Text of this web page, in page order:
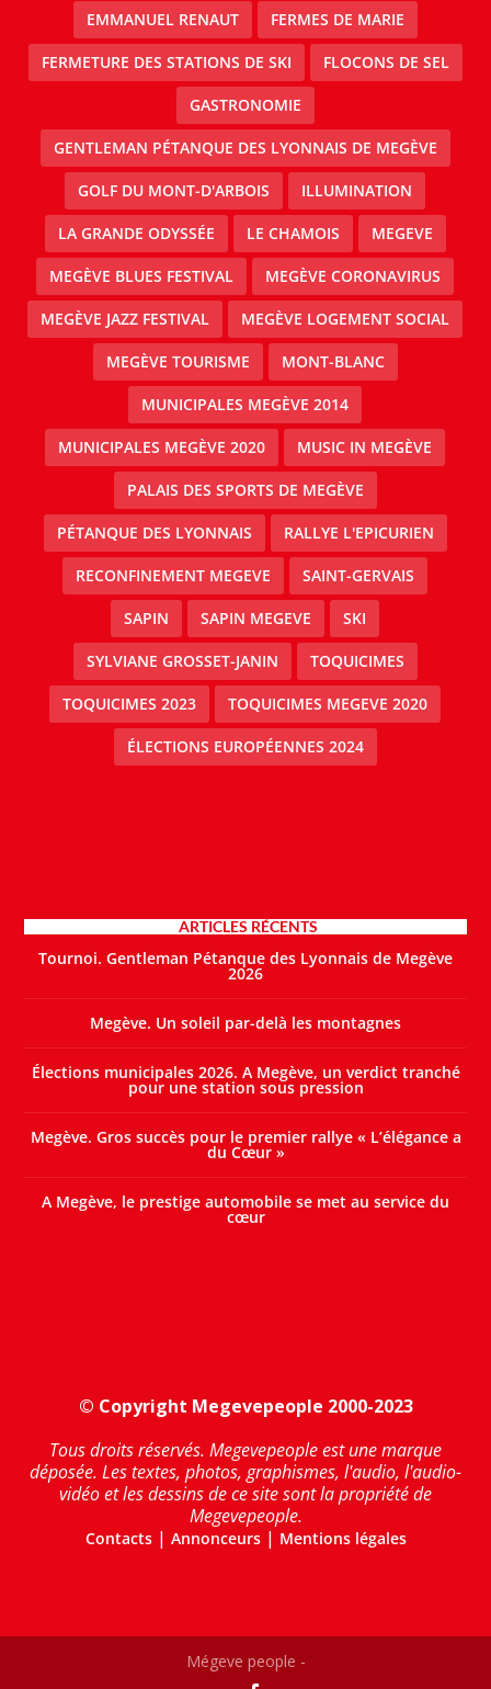
EMMANUEL RENAUT FERMES DE MARIE
FERMETURE DES STATIONS DE SKI FLOCONS DE SEL
GASTRONOMIE
GENTLEMAN PÉTANQUE DES LYONNAIS DE MEGÈVE
GOLF DU MONT-D'ARBOIS ILLUMINATION
LA GRANDE ODYSSÉE LE CHAMOIS MEGEVE
MEGÈVE BLUES FESTIVAL MEGÈVE CORONAVIRUS
MEGÈVE JAZZ FESTIVAL MEGÈVE LOGEMENT SOCIAL
MEGÈVE TOURISME MONT-BLANC
MUNICIPALES MEGÈVE 2014
MUNICIPALES MEGÈVE 2020 MUSIC IN MEGÈVE
PALAIS DES SPORTS DE MEGÈVE
PÉTANQUE DES LYONNAIS RALLYE L'EPICURIEN
RECONFINEMENT MEGEVE SAINT-GERVAIS
SAPIN SAPIN MEGEVE SKI
SYLVIANE GROSSET-JANIN TOQUICIMES
TOQUICIMES 2023 TOQUICIMES MEGEVE 2020
ÉLECTIONS EUROPÉENNES 2024
ARTICLES RÉCENTS
Tournoi. Gentleman Pétanque des Lyonnais de Megève
2026
Megève. Un soleil par-delà les montagnes
Élections municipales 2026. A Megève, un verdict tranché
pour une station sous pression
Megève. Gros succès pour le premier rallye « L’élégance a
du Cœur »
A Megève, le prestige automobile se met au service du
cœur
© Copyright Megevepeople 2000-2023
Tous droits réservés. Megevepeople est une marque
déposée. Les textes, photos, graphismes, l'audio, l'audio-
vidéo et les dessins de ce site sont la propriété de
Megevepeople.
Contacts| Annonceurs| Mentions légales
Mégeve people -